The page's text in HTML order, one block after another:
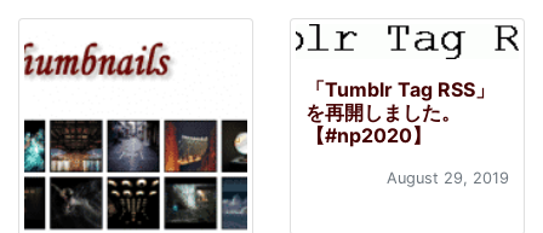
「Tumblr Tag RSS」
を再開しました。
【#np2020】
August 29, 2019